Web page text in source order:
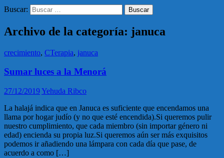
Buscar:
Archivo de la categoría: januca
crecimiento, CTerapia, januca
Sumar luces a la Menorá
27/12/2019Yehuda Ribco
La halajá indica que en Januca es suficiente que encendamos una
llama por hogar judío (y no que esté encendida).Si queremos pulir
nuestro cumplimiento, que cada miembro (sin importar género ni
edad) encienda su propia luz.Si queremos aún ser más exquisitos
podemos ir añadiendo una lámpara con cada día que pase, de
acuerdo a como […]